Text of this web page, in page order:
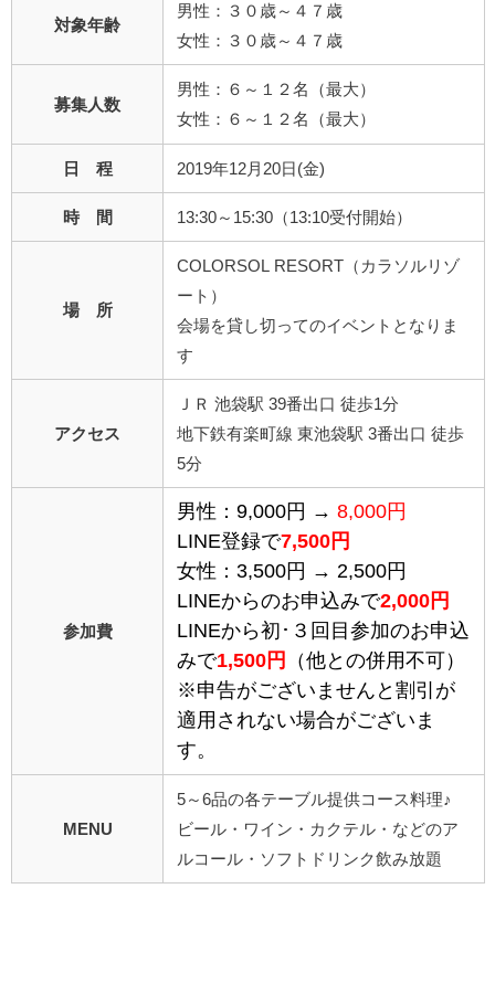
対象年齢
男性：３０歳～４７歳
女性：３０歳～４７歳
募集人数
男性：６～１２名（最大）
女性：６～１２名（最大）
日 程 2019年12月20日(金)
時 間 13:30～15:30（13:10受付開始）
場 所
COLORSOL RESORT（カラソルリゾ
ート）
会場を貸し切ってのイベントとなりま
す
アクセス
ＪＲ 池袋駅 39番出口 徒歩1分
地下鉄有楽町線 東池袋駅 3番出口 徒歩
5分
参加費
男性：9,000円 → 8,000円
LINE登録で7,500円
女性：3,500円 → 2,500円
LINEからのお申込みで2,000円
LINEから初･３回目参加のお申込
みで1,500円
（他との併用不可）
※申告がございませんと割引が
適用されない場合がございま
す。
MENU
5～6品の各テーブル提供コース料理♪
ビール・ワイン・カクテル・などのア
ルコール・ソフトドリンク飲み放題